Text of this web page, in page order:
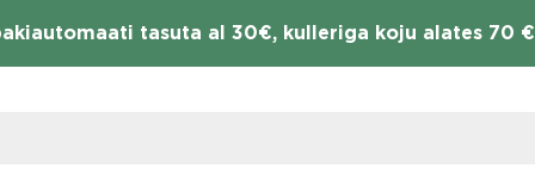
tasuta al 30€, kulleriga koju alates 70